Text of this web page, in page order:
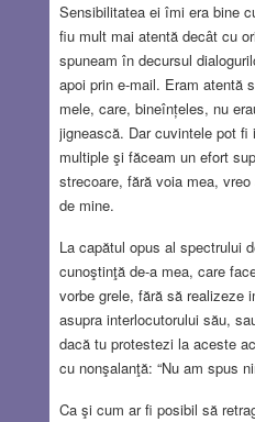
Sensibilitatea ei îmi era bine
fiu mult mai atentă decât cu
spuneam în decursul
apoi prin e-mail. Eram atentă
mele, care, bineînțeles, nu
jignească. Dar cuvintele pot fi
multiple şi făceam un efort
strecoare, fără voia mea,
de mine.
La capătul opus al spectrului
cunoştinţă de-a mea, care
vorbe grele, fără să realizeze
asupra interlocutorului său,
dacă tu protestezi la aceste
cu nonşalanţă: “Nu am spus
Ca şi cum ar fi posibil să